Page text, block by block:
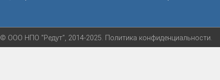
© ООО НПО "Редут", 2014-2025. Политика конфиденциальности.